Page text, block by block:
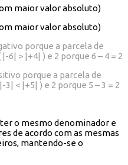
maior valor absoluto)
maior valor absoluto)
porque a parcela de
> |+4| ) e 2 porque 6 – 4 = 2
porque a parcela de
< |+5| ) e 2 porque 5 – 3 = 2
o mesmo denominador e
de acordo com as mesmas
mantendo-se o